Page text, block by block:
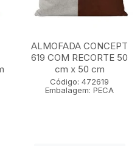
ALMOFADA CONCEPT
619 COM RECORTE 50
cm x 50 cm
Código: 472619
Embalagem: PECA